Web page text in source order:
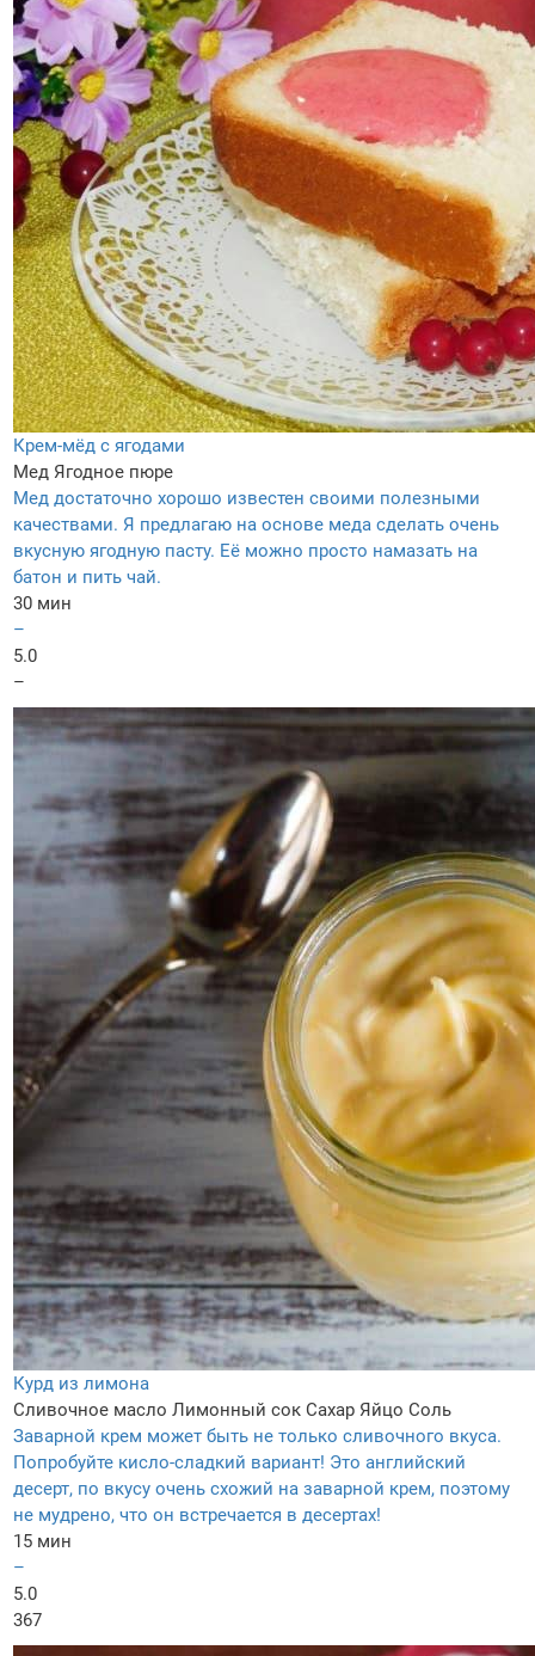
Крем-мёд с ягодами
Мед Ягодное пюре
Мед достаточно хорошо известен своими полезными
качествами. Я предлагаю на основе меда сделать очень
вкусную ягодную пасту. Её можно просто намазать на
батон и пить чай.
30 мин
–
5.0
–
Курд из лимона
Сливочное масло Лимонный сок Сахар Яйцо Соль
Заварной крем может быть не только сливочного вкуса.
Попробуйте кисло-сладкий вариант! Это английский
десерт, по вкусу очень схожий на заварной крем, поэтому
не мудрено, что он встречается в десертах!
15 мин
–
5.0
367